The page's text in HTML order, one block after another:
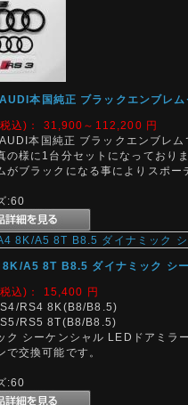
本国純正 ブラックエンブレム
込)： 31,900～112,200 円
本国純正 ブラックエンブレム
の様に1台分セットになっておりま
がブラックになる事によりスポー
:60
A5 8T B8.5 ダイナミック シ
込)： 15,400 円
RS4 8K(B8/B8.5)
RS5 8T(B8/B8.5)
ク シーケンシャル LEDドアミラ
で交換可能です。
:60